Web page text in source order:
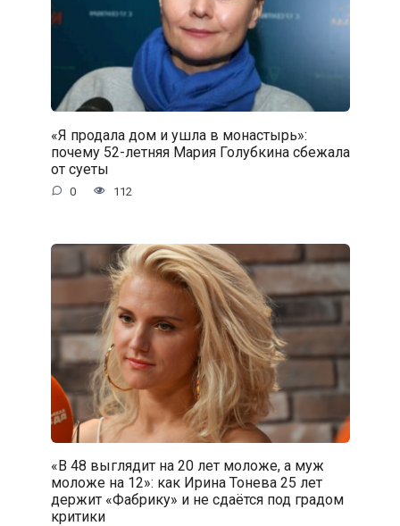
«Я продала дом и ушла в монастырь»:
почему 52-летняя Мария Голубкина сбежала
от суеты
0 112
«В 48 выглядит на 20 лет моложе, а муж
моложе на 12»: как Ирина Тонева 25 лет
держит «Фабрику» и не сдаётся под градом
критики